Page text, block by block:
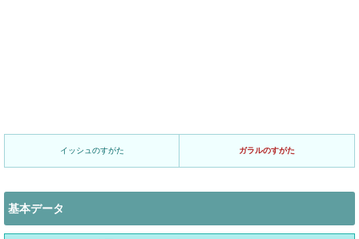
イッシュのすがた ガラルのすがた
基本データ